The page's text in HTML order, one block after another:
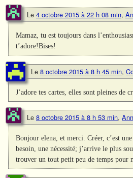
Le 4 octobre 2015 à 22 h 08 min,
Mamaz, tu est toujours dans
t’adore!Bises!
Le 8 octobre 2015 à 8 h 45 min,
J’adore tes cartes, elles sont pleines de
Le 8 octobre 2015 à 8 h 53 min,
Bonjour elena, et merci. Créer, c’est
besoin, une nécessité; j’arrive le plus
trouver un tout petit peu de temps pour